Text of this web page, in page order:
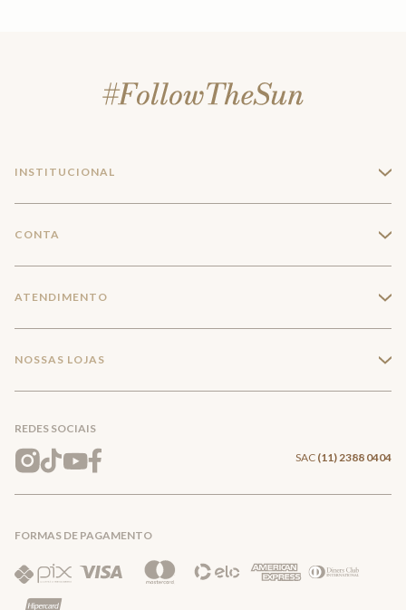
INSTITUCIONAL +
Trabalhe conosco
Mapa do Site
CONTA +
Meus pedidos
Wishlist
ATENDIMENTO +
Entrega e Frete
Trocas e Devoluções
Política de Privacidade
NOSSAS LOJAS +
REDES SOCIAIS
SAC (11) 2388 0404
FORMAS DE PAGAMENTO